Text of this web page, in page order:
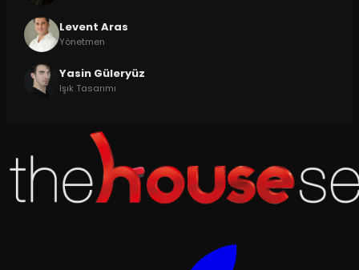
Levent Aras
Yönetmen
Yasin Güleryüz
Işık Tasarımı